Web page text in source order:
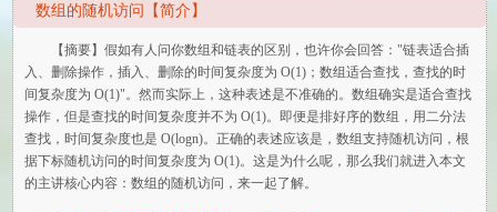
数组的随机访问【简介】
【摘要】假如有人问你数组和链表的区别，也许你会回答："链表适合插
入、删除操作，插入、删除的时间复杂度为 O(1)；数组适合查找，查找的时
间复杂度为 O(1)"。然而实际上，这种表述是不准确的。数组确实是适合查找
操作，但是查找的时间复杂度并不为 O(1)。即便是排好序的数组，用二分法
查找，时间复杂度也是 O(logn)。正确的表述应该是，数组支持随机访问，根
据下标随机访问的时间复杂度为 O(1)。这是为什么呢，那么我们就进入本文
的主讲核心内容：数组的随机访问，来一起了解。